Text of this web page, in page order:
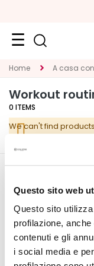
Questo sito web
Questo sito
profilazione,
contenuti e gli
i social media e
Face
C
A
T
E
G
Y
S
p
e
c
Home A casa
Workout
0 ITEMS
We can't find
Contact
Accessibility